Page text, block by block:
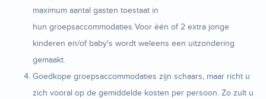
maximum aantal gasten toestaat in
hun groepsaccommodaties Voor één of 2 extra jonge
kinderen en/of baby's wordt weleens een uitzondering
gemaakt.
Goedkope groepsaccommodaties zijn schaars, maar richt u
zich vooral op de gemiddelde kosten per persoon. Zo zult u